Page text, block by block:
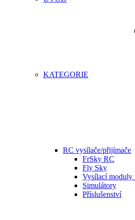
KATEGORIE
RC vysílače/přijímače
FrSky RC
Fly Sky
Vysílací
Simulátory
Příslušenství